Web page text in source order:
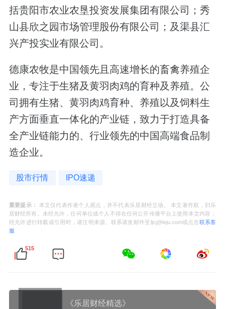
括贵阳市农业农垦投资发展集团有限公司；秀
山县欣之园市场管理股份有限公司；及渠县汇
兴产投实业有限公司。
德康农牧是中国领先且高速增长的畜禽养殖企
业，专注于生猪及黄羽肉鸡的育种及养殖。公
司拥有生猪、黄羽肉鸡育种、养殖以及饲料生
产方面垂直一体化的产业链，致力于打造具备
全产业链能力的、行业领先的中国高端食品制
造企业。
股市行情 IPO速递
重要提示：
本文仅代表作者个人观点，并不代表乐居财经立场。 本文著作权，归乐
居财经所有。未经允许，任何单位或个人不得在任何公开传播平台上使用本文内容；
经允许进行转载或引用时，请注明来源。联系请发邮件至ljcj@leju.com或点击联系客
服
515
《乐居财经精选》